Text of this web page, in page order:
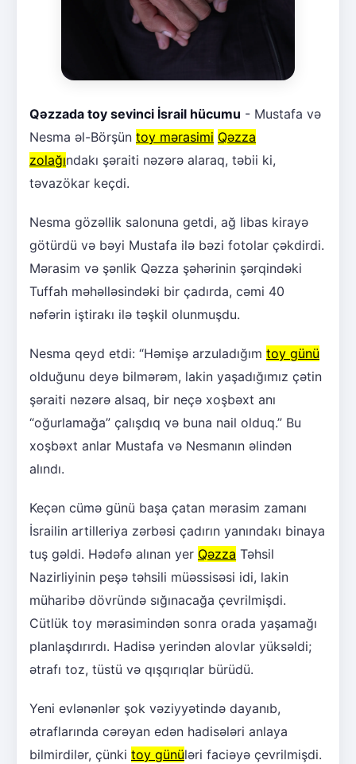
Qəzzada toy sevinci İsrail hücumu - Mustafa və
Nesma əl-Börşün toy mərasimi Qəzza
zolağındakı şəraiti nəzərə alaraq, təbii ki,
təvazökar keçdi.
Nesma gözəllik salonuna getdi, ağ libas kirayə
götürdü və bəyi Mustafa ilə bəzi fotolar çəkdirdi.
Mərasim və şənlik Qəzza şəhərinin şərqindəki
Tuffah məhəlləsindəki bir çadırda, cəmi 40
nəfərin iştirakı ilə təşkil olunmuşdu.
Nesma qeyd etdi: “Həmişə arzuladığım toy günü
olduğunu deyə bilmərəm, lakin yaşadığımız çətin
şəraiti nəzərə alsaq, bir neçə xoşbəxt anı
“oğurlamağa” çalışdıq və buna nail olduq.” Bu
xoşbəxt anlar Mustafa və Nesmanın əlindən
alındı.
Keçən cümə günü başa çatan mərasim zamanı
İsrailin artilleriya zərbəsi çadırın yanındakı binaya
tuş gəldi. Hədəfə alınan yer Qəzza Təhsil
Nazirliyinin peşə təhsili müəssisəsi idi, lakin
müharibə dövründə sığınacağa çevrilmişdi.
Cütlük toy mərasimindən sonra orada yaşamağı
planlaşdırırdı. Hadisə yerindən alovlar yüksəldi;
ətrafı toz, tüstü və qışqırıqlar bürüdü.
Yeni evlənənlər şok vəziyyətində dayanıb,
ətraflarında cərəyan edən hadisələri anlaya
bilmirdilər, çünki toy günüləri faciəyə çevrilmişdi.